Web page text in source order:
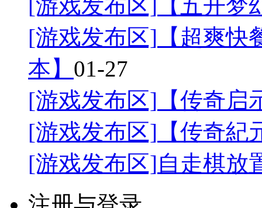
[游戏发布区] 【五开
[游戏发布区] 【超爽
本】 01-27
[游戏发布区] 【传奇
[游戏发布区] 【传奇
[游戏发布区]自走棋放